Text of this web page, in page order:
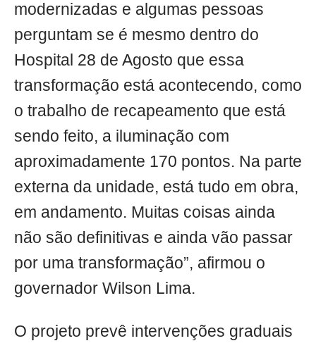
modernizadas e algumas pessoas
perguntam se é mesmo dentro do
Hospital 28 de Agosto que essa
transformação está acontecendo, como
o trabalho de recapeamento que está
sendo feito, a iluminação com
aproximadamente 170 pontos. Na parte
externa da unidade, está tudo em obra,
em andamento. Muitas coisas ainda
não são definitivas e ainda vão passar
por uma transformação”, afirmou o
governador Wilson Lima.
O projeto prevê intervenções graduais